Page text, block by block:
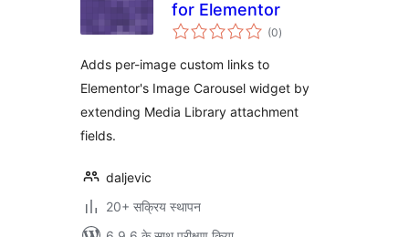
for Elementor
(0कुल
दर)
Adds per-image custom links to
Elementor's Image Carousel widget by
extending Media Library attachment
fields.
daljevic
20+ सक्रिय स्थापन